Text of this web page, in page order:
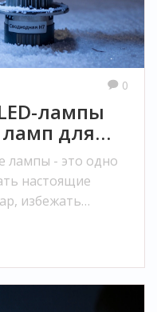
0
лампы
для
лампы - это одно
настоящие
избежать
при замене